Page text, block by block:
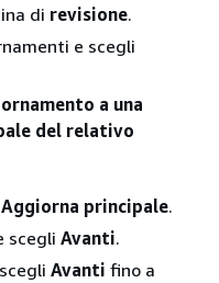
di revisione.
e scegli
a una
del relativo
Aggiorna principale.
scegli Avanti.
Avanti fino a